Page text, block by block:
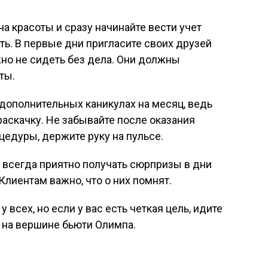
красоты и сразу начинайте вести учет
В первые дни пригласите своих друзей
не сидеть без дела. Они должны
каникулах на месяц, ведь
Не забывайте после оказания
держите руку на пульсе.
приятно получать сюрпризы в дни
важно, что о них помнят.
всех, но если у вас есть четкая цель, идите
на вершине бьюти Олимпа.